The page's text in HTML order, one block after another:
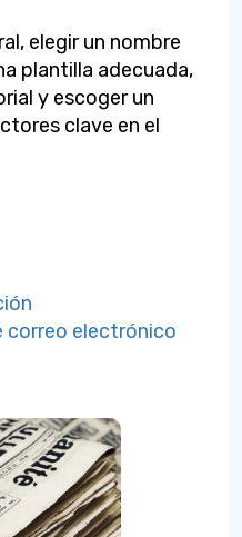
elegir un nombre
plantilla adecuada,
y escoger un
clave en el
correo electrónico